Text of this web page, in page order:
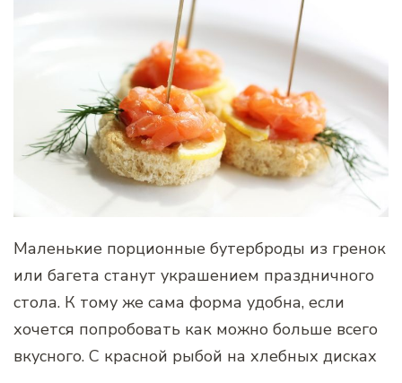
Маленькие порционные бутерброды из гренок
или багета станут украшением праздничного
стола. К тому же сама форма удобна, если
хочется попробовать как можно больше всего
вкусного. С красной рыбой на хлебных дисках